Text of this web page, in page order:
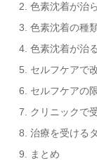
色素沈着が治
色素沈着の種
色素沈着が治
セルフケアで
セルフケアの
クリニックで
治療を受ける
まとめ